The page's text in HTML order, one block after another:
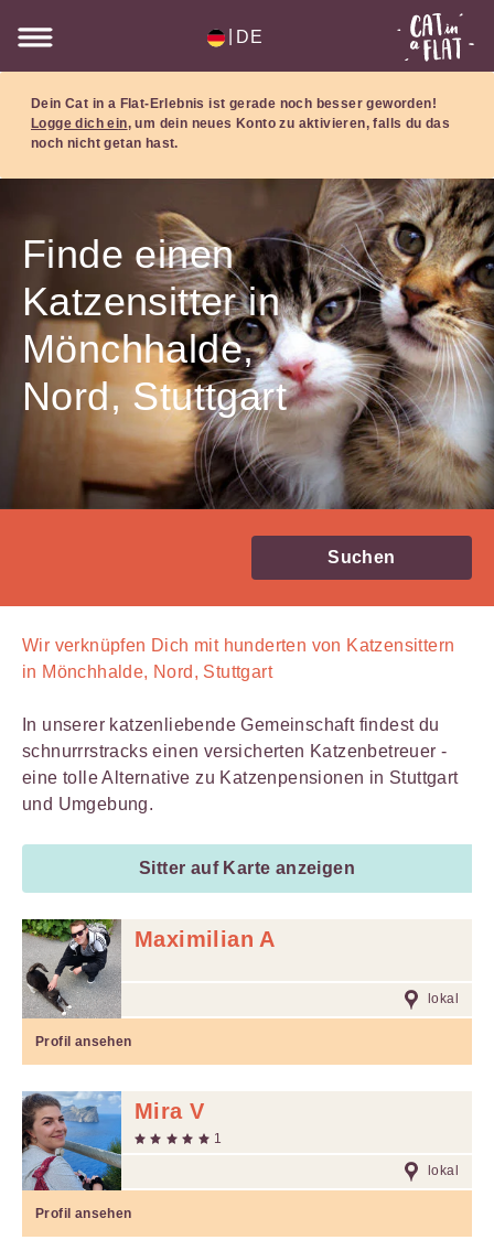
DE
Dein Cat in a Flat-Erlebnis ist gerade noch besser geworden!
Logge dich ein, um dein neues Konto zu aktivieren, falls du das
noch nicht getan hast.
Finde einen
Katzensitter in
Mönchhalde,
Nord, Stuttgart
Suchen
Wir verknüpfen Dich mit hunderten von Katzensittern
in Mönchhalde, Nord, Stuttgart
In unserer katzenliebende Gemeinschaft findest du
schnurrrstracks einen versicherten Katzenbetreuer -
eine tolle Alternative zu Katzenpensionen in Stuttgart
und Umgebung.
Sitter auf Karte anzeigen
Maximilian A
lokal
Profil ansehen
Mira V
1
lokal
Profil ansehen